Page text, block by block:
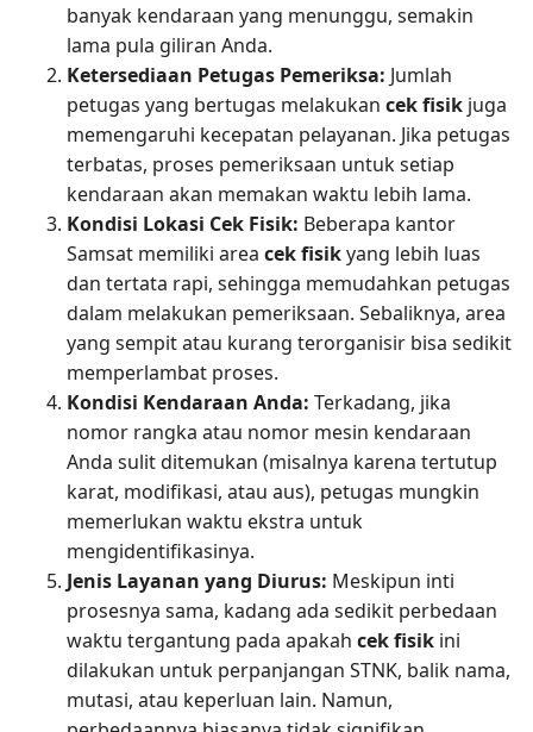
banyak kendaraan yang menunggu, semakin
lama pula giliran Anda.
Ketersediaan Petugas Pemeriksa: Jumlah
petugas yang bertugas melakukan cek fisik juga
memengaruhi kecepatan pelayanan. Jika petugas
terbatas, proses pemeriksaan untuk setiap
kendaraan akan memakan waktu lebih lama.
Kondisi Lokasi Cek Fisik: Beberapa kantor
Samsat memiliki area cek fisikyang lebih luas
dan tertata rapi, sehingga memudahkan petugas
dalam melakukan pemeriksaan. Sebaliknya, area
yang sempit atau kurang terorganisir bisa sedikit
memperlambat proses.
Kondisi Kendaraan Anda: Terkadang, jika
nomor rangka atau nomor mesin kendaraan
Anda sulit ditemukan (misalnya karena tertutup
karat, modifikasi, atau aus), petugas mungkin
memerlukan waktu ekstra untuk
mengidentifikasinya.
Jenis Layanan yang Diurus: Meskipun inti
prosesnya sama, kadang ada sedikit perbedaan
waktu tergantung pada apakah cek fisik ini
dilakukan untuk perpanjangan STNK, balik nama,
mutasi, atau keperluan lain. Namun,